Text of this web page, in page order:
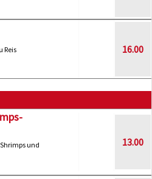
Reis
16.00
und
13.00